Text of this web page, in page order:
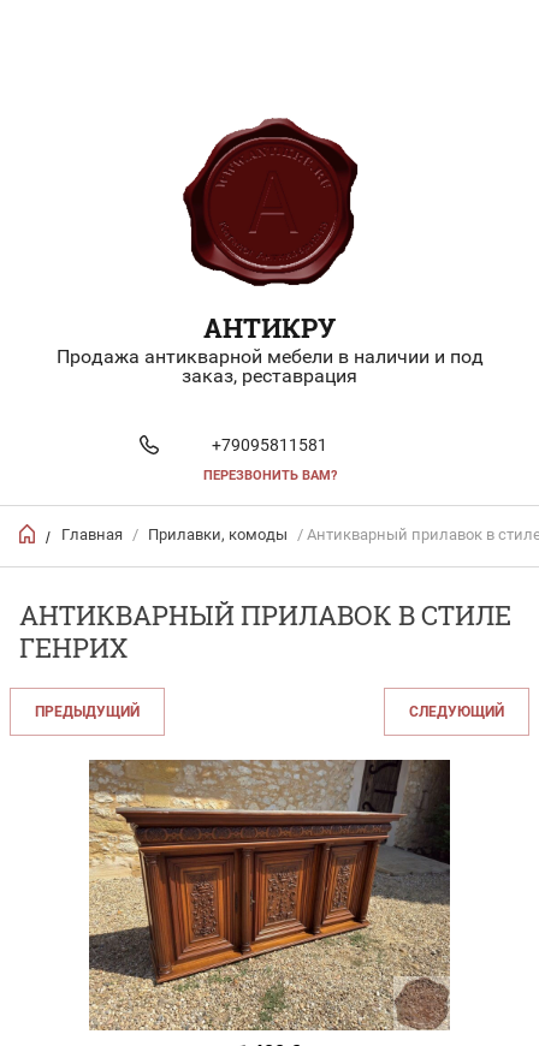
АНТИКРУ
Продажа антикварной мебели в наличии и под
заказ, реставрация
+79095811581
ПЕРЕЗВОНИТЬ ВАМ?
/ Главная / Прилавки, комоды / Антикварный прилавок в
АНТИКВАРНЫЙ ПРИЛАВОК В СТИЛЕ
ГЕНРИХ
ПРЕДЫДУЩИЙ СЛЕДУЮЩИЙ